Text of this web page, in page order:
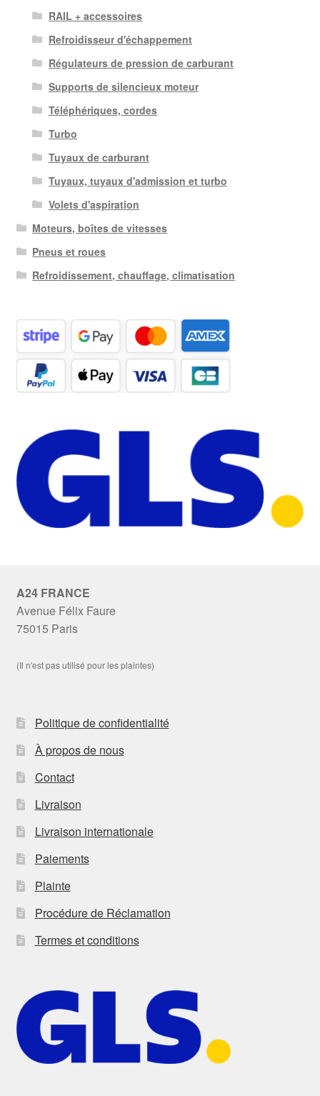
RAIL + accessoires
Refroidisseur d'échappement
Régulateurs de pression de carburant
Supports de silencieux moteur
Téléphériques, cordes
Turbo
Tuyaux de carburant
Tuyaux, tuyaux d'admission et turbo
Volets d'aspiration
Moteurs, boîtes de vitesses
Pneus et roues
Refroidissement, chauffage, climatisation
A24 FRANCE
Avenue Félix Faure
75015 Paris
(Il n'est pas utilisé pour les plaintes)
Politique de confidentialité
À propos de nous
Contact
Livraison
Livraison internationale
Paiements
Plainte
Procédure de Réclamation
Termes et conditions